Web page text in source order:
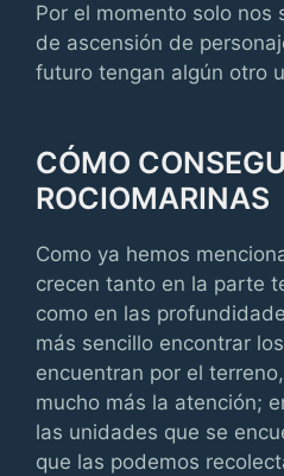
Por el momento solo nos
de ascensión de
futuro tengan algún otro
CÓMO
ROCIOMARINAS
Como ya hemos
crecen tanto en la parte
como en las
más sencillo encontrar
encuentran por el
mucho más la atención;
las unidades que se
que las podemos